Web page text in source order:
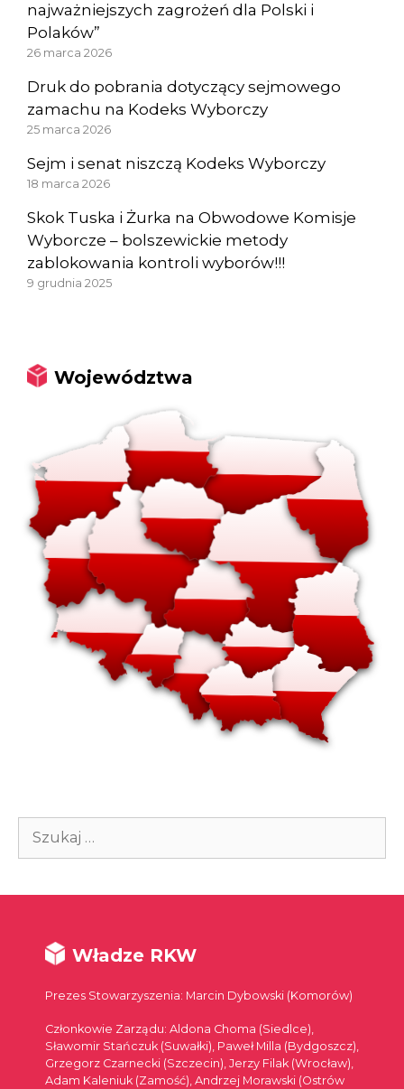
najważniejszych zagrożeń dla Polski i
Polaków”
26 marca 2026
Druk do pobrania dotyczący sejmowego
zamachu na Kodeks Wyborczy
25 marca 2026
Sejm i senat niszczą Kodeks Wyborczy
18 marca 2026
Skok Tuska i Żurka na Obwodowe Komisje
Wyborcze – bolszewickie metody
zablokowania kontroli wyborów!!!
9 grudnia 2025
Województwa
Szukaj:
Władze RKW
Prezes Stowarzyszenia: Marcin Dybowski (Komorów)
Członkowie Zarządu: Aldona Choma (Siedlce),
Sławomir Stańczuk (Suwałki), Paweł Milla (Bydgoszcz),
Grzegorz Czarnecki (Szczecin), Jerzy Filak (Wrocław),
Adam Kaleniuk (Zamość), Andrzej Morawski (Ostrów